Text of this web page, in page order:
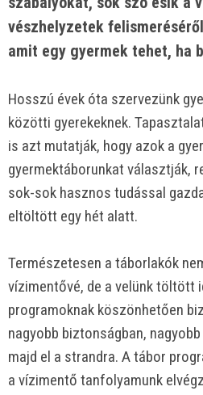
vészhelyzetek
amit egy gyermek tehet, ha
Hosszú évek óta szervezünk
közötti gyerekeknek.
is azt mutatják, hogy azok a
gyermektáborunkat választják,
sok-sok hasznos tudással
eltöltött egy hét alatt.
Természetesen a táborlakók
vízimentővé, de a velünk töltött
programoknak köszönhetően
nagyobb biztonságban,
majd el a strandra. A tábor
a vízimentő tanfolyamunk